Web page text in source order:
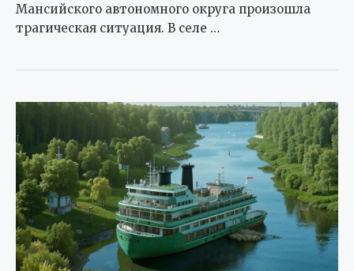
Мансийского автономного округа произошла
трагическая ситуация. В селе …